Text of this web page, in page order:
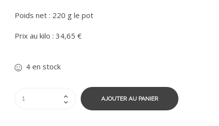
Poids net : 220 g le pot
Prix au kilo : 34,65 €
4 en stock
AJOUTER AU PANIER